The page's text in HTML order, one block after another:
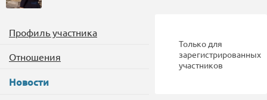
Профиль участника
Отношения
Новости
Только для
зарегистрированных
участников